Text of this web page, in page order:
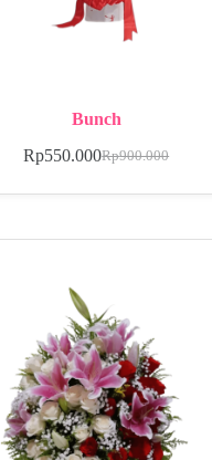
Bunch
Rp900.000
Rp550.000